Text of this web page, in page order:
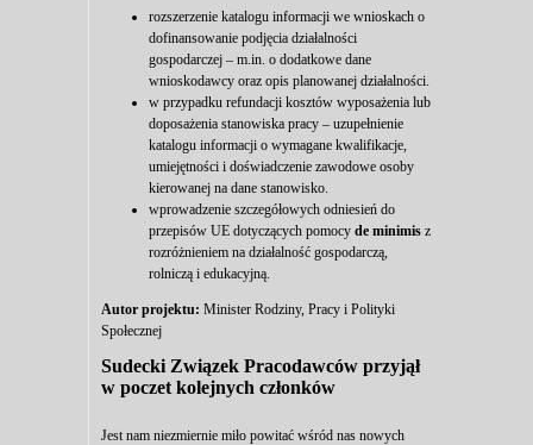
rozszerzenie katalogu informacji we wnioskach o
dofinansowanie podjęcia działalności
gospodarczej – m.in. o dodatkowe dane
wnioskodawcy oraz opis planowanej działalności.
w przypadku refundacji kosztów wyposażenia lub
doposażenia stanowiska pracy – uzupełnienie
katalogu informacji o wymagane kwalifikacje,
umiejętności i doświadczenie zawodowe osoby
kierowanej na dane stanowisko.
wprowadzenie szczegółowych odniesień do
przepisów UE dotyczących pomocy de minimis z
rozróżnieniem na działalność gospodarczą,
rolniczą i edukacyjną.
Autor projektu: Minister Rodziny, Pracy i Polityki
Społecznej
Sudecki Związek Pracodawców przyjął
w poczet kolejnych członków
Jest nam niezmiernie miło powitać wśród nas nowych